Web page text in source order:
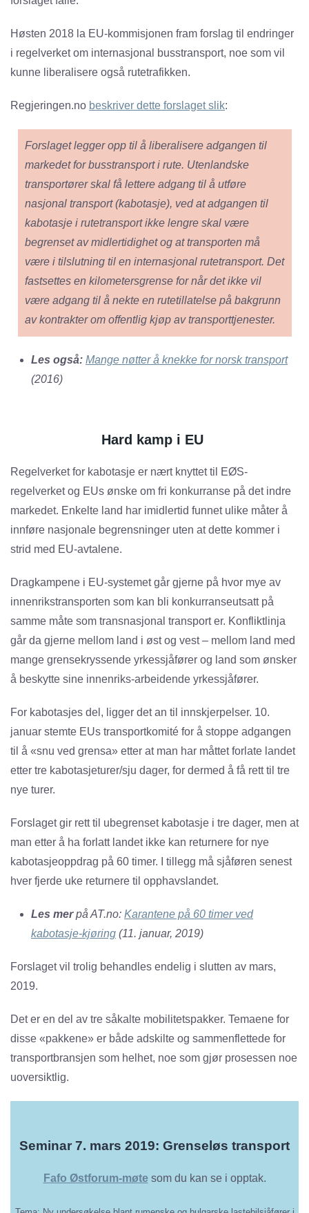
Høsten 2018 la EU-kommisjonen fram forslag til endringer
i regelverket om internasjonal busstransport, noe som vil
kunne liberalisere også rutetrafikken.
Regjeringen.no beskriver dette forslaget slik:
Forslaget legger opp til å liberalisere adgangen til
markedet for busstransport i rute. Utenlandske
transportører skal få lettere adgang til å utføre
nasjonal transport (kabotasje), ved at adgangen til
kabotasje i rutetransport ikke lengre skal være
begrenset av midlertidighet og at transporten må
være i tilslutning til en internasjonal rutetransport. Det
fastsettes en kilometersgrense for når det ikke vil
være adgang til å nekte en rutetillatelse på bakgrunn
av kontrakter om offentlig kjøp av transporttjenester.
Les også: Mange nøtter å knekke for norsk transport
(2016)
Hard kamp i EU
Regelverket for kabotasje er nært knyttet til EØS-
regelverket og EUs ønske om fri konkurranse på det indre
markedet. Enkelte land har imidlertid funnet ulike måter å
innføre nasjonale begrensninger uten at dette kommer i
strid med EU-avtalene.
Dragkampene i EU-systemet går gjerne på hvor mye av
innenrikstransporten som kan bli konkurranseutsatt på
samme måte som transnasjonal transport er. Konfliktlinja
går da gjerne mellom land i øst og vest – mellom land med
mange grensekryssende yrkessjåfører og land som ønsker
å beskytte sine innenriks-arbeidende yrkessjåfører.
For kabotasjes del, ligger det an til innskjerpelser. 10.
januar stemte EUs transportkomité for å stoppe adgangen
til å «snu ved grensa» etter at man har måttet forlate landet
etter tre kabotasjeturer/sju dager, for dermed å få rett til tre
nye turer.
Forslaget gir rett til ubegrenset kabotasje i tre dager, men at
man etter å ha forlatt landet ikke kan returnere for nye
kabotasjeoppdrag på 60 timer. I tillegg må sjåføren senest
hver fjerde uke returnere til opphavslandet.
Les merpå AT.no: Karantene på 60 timer ved
kabotasje-kjøring (11. januar, 2019)
Forslaget vil trolig behandles endelig i slutten av mars,
2019.
Det er en del av tre såkalte mobilitetspakker. Temaene for
disse «pakkene» er både adskilte og sammenflettede for
transportbransjen som helhet, noe som gjør prosessen noe
uoversiktlig.
Seminar 7. mars 2019: Grenseløs transport
Fafo Østforum-møtesom du kan se i opptak.